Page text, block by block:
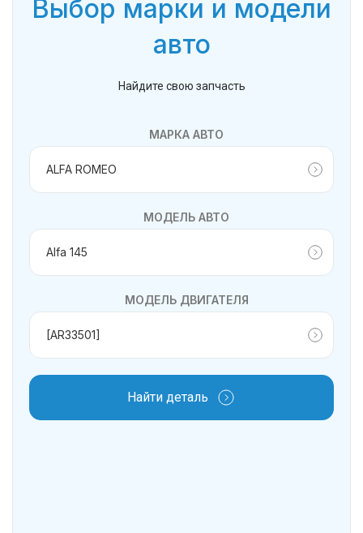
Выбор марки и модели
авто
Найдите свою запчасть
МАРКА АВТО
МОДЕЛЬ АВТО
МОДЕЛЬ ДВИГАТЕЛЯ
Найти деталь